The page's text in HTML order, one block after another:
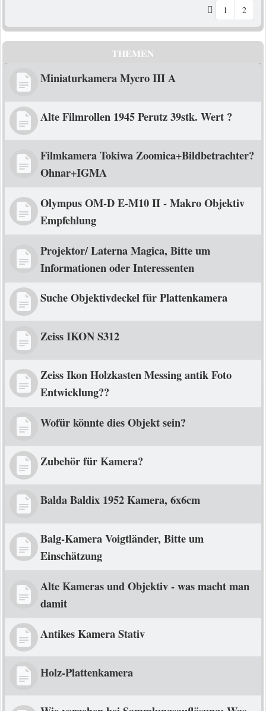
1 2
THEMEN
Miniaturkamera Mycro III A
Alte Filmrollen 1945 Perutz 39stk. Wert ?
Filmkamera Tokiwa Zoomica+Bildbetrachter?
Ohnar+IGMA
Olympus OM-D E-M10 II - Makro Objektiv
Empfehlung
Projektor/ Laterna Magica, Bitte um
Informationen oder Interessenten
Suche Objektivdeckel für Plattenkamera
Zeiss IKON S312
Zeiss Ikon Holzkasten Messing antik Foto
Entwicklung??
Wofür könnte dies Objekt sein?
Zubehör für Kamera?
Balda Baldix 1952 Kamera, 6x6cm
Balg-Kamera Voigtländer, Bitte um
Einschätzung
Alte Kameras und Objektiv - was macht man
damit
Antikes Kamera Stativ
Holz-Plattenkamera